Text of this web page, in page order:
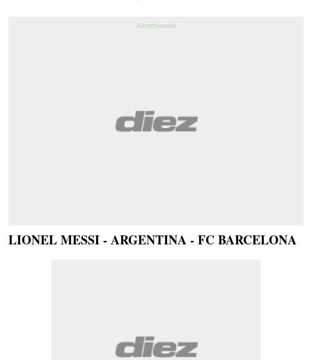
LIONEL MESSI - ARGENTINA - FC BARCELONA